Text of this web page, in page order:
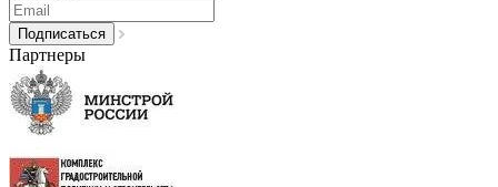
Партнеры